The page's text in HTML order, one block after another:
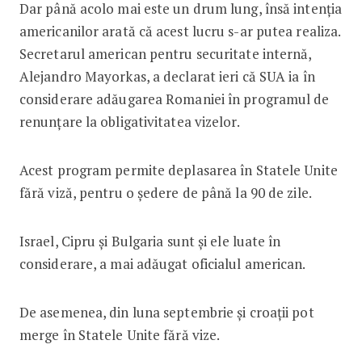
Dar până acolo mai este un drum lung, însă intenția
americanilor arată că acest lucru s-ar putea realiza.
Secretarul american pentru securitate internă,
Alejandro Mayorkas, a declarat ieri că SUA ia în
considerare adăugarea Romaniei în programul de
renunţare la obligativitatea vizelor.
Acest program permite deplasarea în Statele Unite
fără viză, pentru o şedere de până la 90 de zile.
Israel, Cipru şi Bulgaria sunt şi ele luate în
considerare, a mai adăugat oficialul american.
De asemenea, din luna septembrie și croații pot
merge în Statele Unite fără vize.